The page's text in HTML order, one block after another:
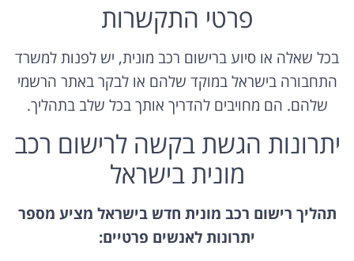
פרטי התקשרות
בכל שאלה או סיוע ברישום רכב מונית, יש לפנות למשרד
התחבורה בישראל במוקד שלהם או לבקר באתר הרשמי
שלהם. הם מחויבים להדריך אותך בכל שלב בתהליך.
יתרונות הגשת בקשה לרישום רכב
מונית בישראל
תהליך רישום רכב מונית חדש בישראל מציע מספר
יתרונות לאנשים פרטיים: